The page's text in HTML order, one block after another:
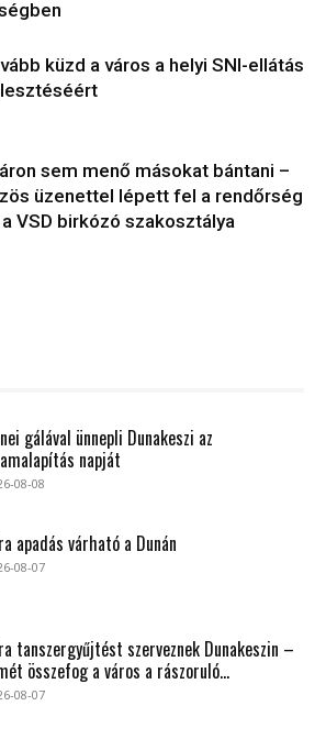
küzd a város a helyi SNI-ellátás
sem menő másokat bántani –
üzenettel lépett fel a rendőrség
VSD birkózó szakosztálya
gálával ünnepli Dunakeszi az
napját
08-08
apadás várható a Dunán
08-07
tanszergyűjtést szerveznek Dunakeszin –
összefog a város a rászoruló...
08-07